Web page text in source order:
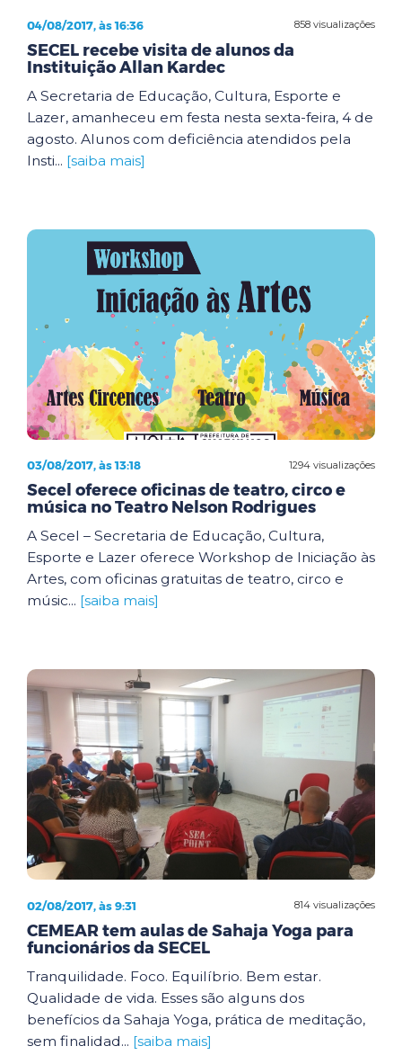
858 visualizações
04/08/2017, às 16:36
SECEL recebe visita de alunos da
Instituição Allan Kardec
A Secretaria de Educação, Cultura, Esporte e
Lazer, amanheceu em festa nesta sexta-feira, 4 de
agosto. Alunos com deficiência atendidos pela
Insti... [saiba mais]
1294 visualizações
03/08/2017, às 13:18
Secel oferece oficinas de teatro, circo e
música no Teatro Nelson Rodrigues
A Secel – Secretaria de Educação, Cultura,
Esporte e Lazer oferece Workshop de Iniciação às
Artes, com oficinas gratuitas de teatro, circo e
músic... [saiba mais]
814 visualizações
02/08/2017, às 9:31
CEMEAR tem aulas de Sahaja Yoga para
funcionários da SECEL
Tranquilidade. Foco. Equilíbrio. Bem estar.
Qualidade de vida. Esses são alguns dos
benefícios da Sahaja Yoga, prática de meditação,
sem finalidad... [saiba mais]